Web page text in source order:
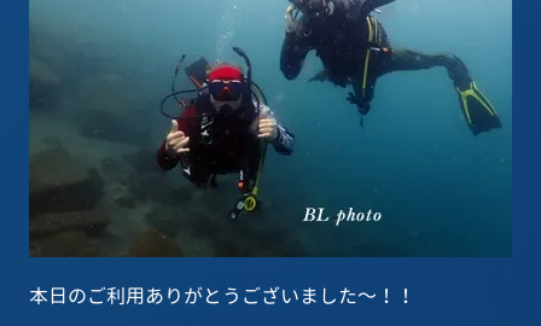
本日のご利用ありがとうございました～！！